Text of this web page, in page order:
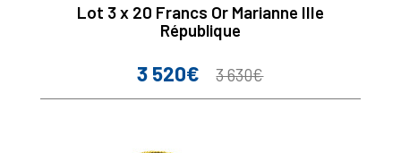
Lot 3 x 20 Francs Or Marianne IIIe
République
Prix
3 520€
Prix
3 630€